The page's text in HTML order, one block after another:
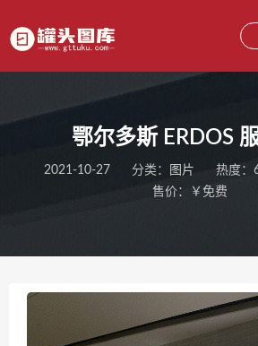
鄂尔多斯 ERDOS
2021-10-27 分类： 图片 热度：
售价：￥免费